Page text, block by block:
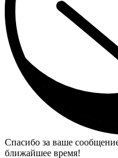
Спасибо за ваше
ближайшее время!